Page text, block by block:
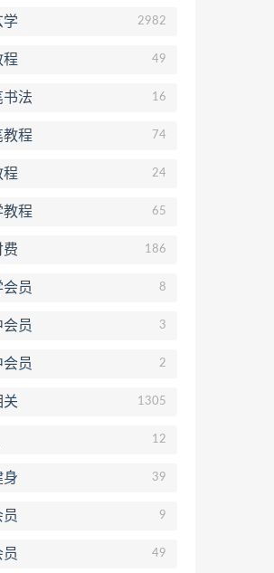
学 2982
程 49
书法 16
教程 74
程 24
教程 65
费 186
会员 8
会员 3
会员 2
关 1305
12
身 39
员 9
员 49